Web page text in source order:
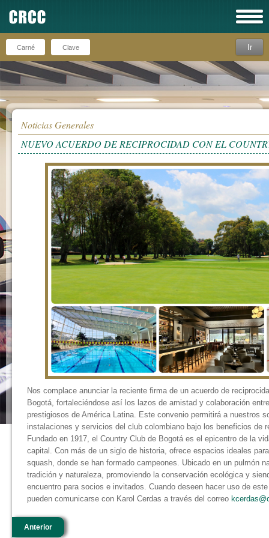
Recuérdeme
Ir
Noticias Generales
NUEVO ACUERDO DE RECIPROCIDAD CON EL
Nos complace anunciar la reciente firma de un acuerdo de
Bogotá, fortaleciéndose así los lazos de amistad y colaboración
prestigiosos de América Latina. Este convenio permitirá a nuestros
instalaciones y servicios del club colombiano bajo los beneficios de
Fundado en 1917, el Country Club de Bogotá es el epicentro de la
capital. Con más de un siglo de historia, ofrece espacios ideales
squash, donde se han formado campeones. Ubicado en un pulmón
tradición y naturaleza, promoviendo la conservación ecológica y
encuentro para socios e invitados. Cuando deseen hacer uso de
pueden comunicarse con Karol Cerdas a través del correo
Anterior